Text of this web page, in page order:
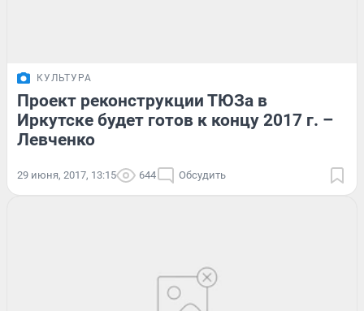
КУЛЬТУРА
Проект реконструкции ТЮЗа в
Иркутске будет готов к концу 2017 г. –
Левченко
29 июня, 2017, 13:15 644 Обсудить